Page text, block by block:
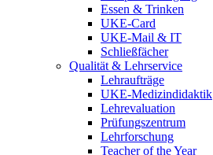
Essen & Trinken
UKE-Card
UKE-Mail & IT
Schließfächer
Qualität & Lehrservice
Lehraufträge
UKE-Medizindidaktik
Lehrevaluation
Prüfungszentrum
Lehrforschung
Teacher of the Year